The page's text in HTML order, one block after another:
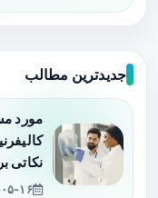
جدیدترین مطالب
مورد
نکاتی